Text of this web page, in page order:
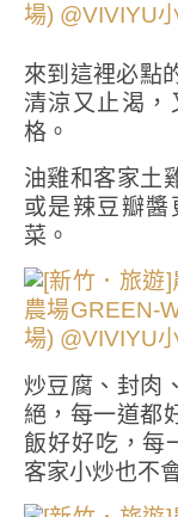
來到這裡必點
清涼又止渴
格。
油雞和客家土
或是辣豆瓣
菜。
炒豆腐、封肉
絕，每一道都
飯好好吃，每
客家小炒也不